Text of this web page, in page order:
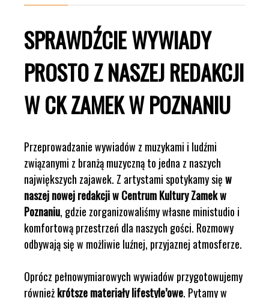
SPRAWDŹCIE WYWIADY
PROSTO Z NASZEJ REDAKCJI
W CK ZAMEK W POZNANIU
Przeprowadzanie wywiadów z muzykami i ludźmi
związanymi z branżą muzyczną to jedna z naszych
największych zajawek. Z artystami spotykamy sięw
naszej nowej redakcji w Centrum Kultury Zamek w
Poznaniu, gdzie zorganizowaliśmy własne ministudio i
komfortową przestrzeń dla naszych gości. Rozmowy
odbywają się w możliwie luźnej, przyjaznej atmosferze.
Oprócz pełnowymiarowych wywiadów przygotowujemy
równieżkrótsze materiały lifestyle’owe. Pytamy w